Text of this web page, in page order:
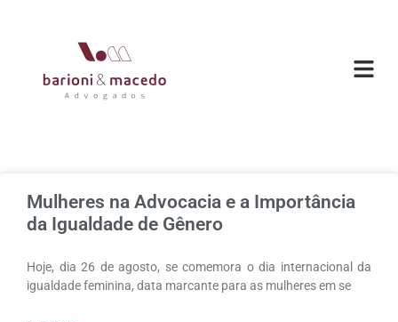
Mulheres na Advocacia e a Importância
da Igualdade de Gênero
Hoje, dia 26 de agosto, se comemora o dia internacional da
igualdade feminina, data marcante para as mulheres em se